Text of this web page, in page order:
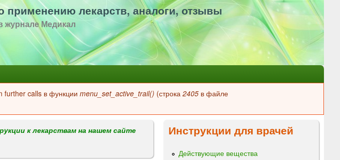
применению лекарств, аналоги, отзывы
журнале Медикал
further calls в функции menu_set_active_trail() (строка 2405 в файле
к лекарствам на нашем сайте
Инструкции для врачей
Действующие вещества